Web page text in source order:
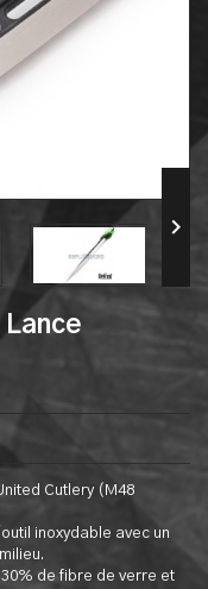

Lance
Cutlery (M48
inoxydable avec un
de fibre de verre et